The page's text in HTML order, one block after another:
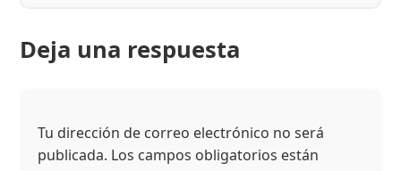
Deja una respuesta
Tu dirección de correo electrónico no será
publicada. Los campos obligatorios están